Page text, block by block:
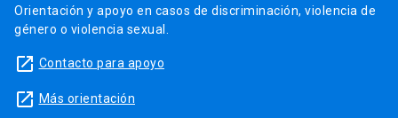
Orientación y apoyo en casos de discriminación, violencia de
género o violencia sexual.
launch Contacto para apoyo
launch Más orientación